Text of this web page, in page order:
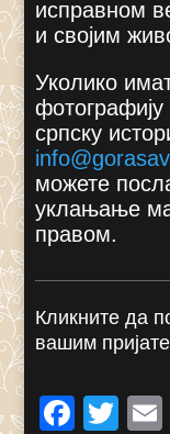
исправном
и својим
Уколико
српску
можете
уклањање
правом.
Кликните да
вашим
F
T